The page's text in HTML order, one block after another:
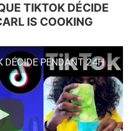
TIKTOK DÉCIDE
IS COOKING
JE MANGE CE QUE TIKTOK DÉCIDE PENDANT 24H – CARL IS COOKING